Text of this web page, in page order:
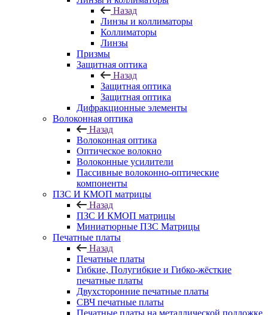
Назад
Линзы и коллиматоры
Коллиматоры
Линзы
Призмы
Защитная оптика
Назад
Защитная оптика
Защитная оптика
Дифракционные элементы
Волоконная оптика
Назад
Волоконная оптика
Оптическое волокно
Волоконные усилители
Пассивные волоконно-оптические
компоненты
ПЗС И КМОП матрицы
Назад
ПЗС И КМОП матрицы
Миниатюрные ПЗС Матрицы
Печатные платы
Назад
Печатные платы
Гибкие, Полугибкие и Гибко-жёсткие
печатные платы
Двухсторонние печатные платы
СВЧ печатные платы
Печатные платы на металлической подложке